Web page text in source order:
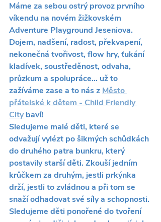
Máme za sebou ostrý provoz prvního
víkendu na novém žižkovském
Adventure Playground Jeseniova.
Dojem, nadšení, radost, překvapení,
nekonečná tvořivost, flow hry, ťukání
kladívek, soustředěnost, odvaha,
průzkum a spolupráce... už to
zažíváme zase a to nás z Město
přátelské k dětem - Child Friendly
City baví!
Sledujeme malé děti, které se
odvažují vylézt po šikmých schůdkách
do druhého patra bunkru, který
postavily starší děti. Zkouší jedním
krůčkem za druhým, jestli prkýnka
drží, jestli to zvládnou a při tom se
snaží odhadovat své síly a schopnosti.
Sledujeme děti ponořené do tvoření